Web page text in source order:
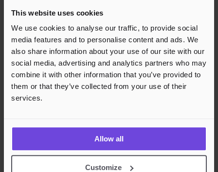
This website uses cookies
We use cookies to analyse our traffic, to provide social
media features and to personalise content and ads. We
also share information about your use of our site with our
social media, advertising and analytics partners who may
combine it with other information that you’ve provided to
them or that they’ve collected from your use of their
services.
Allow all
Customize
Rask og sikker betalingsbehandling